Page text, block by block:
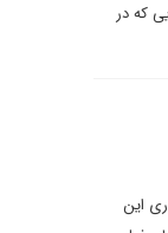
که در
این